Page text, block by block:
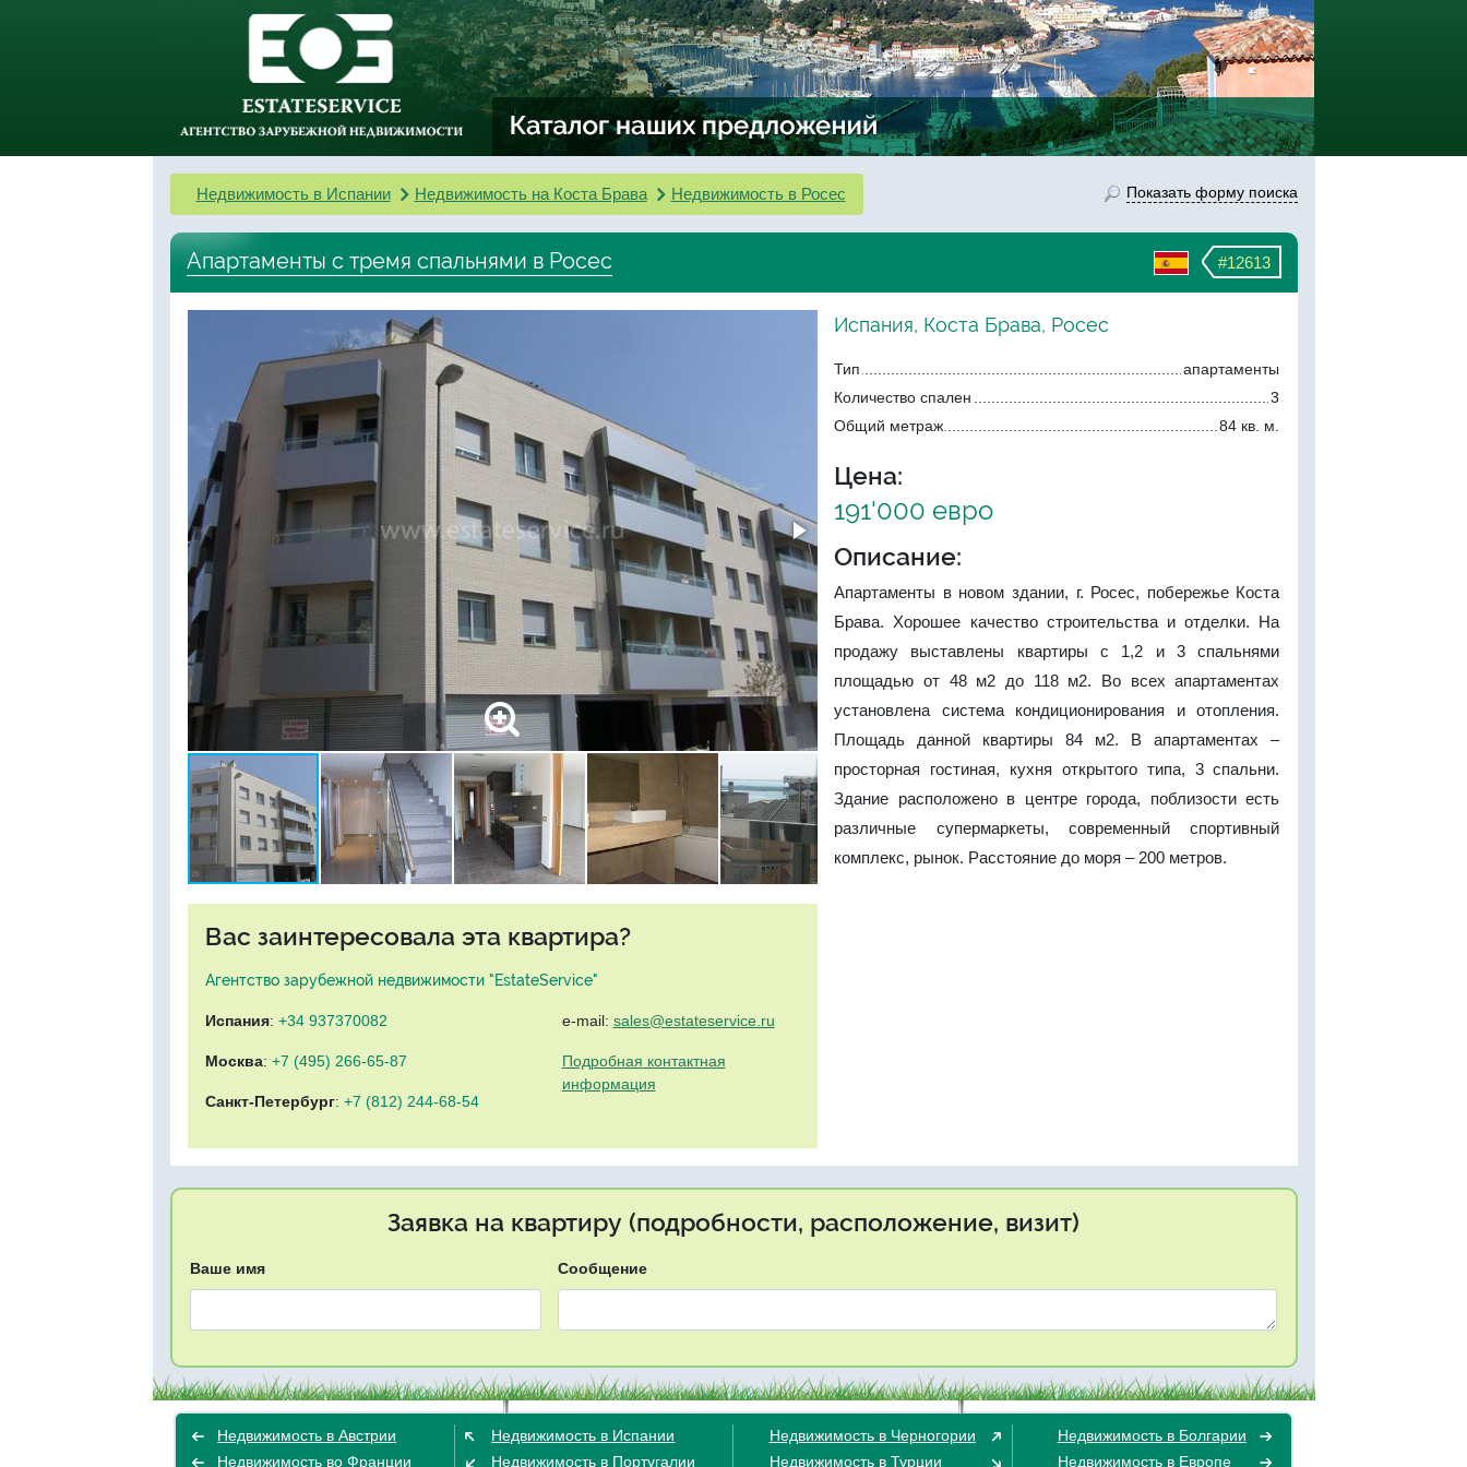
Недвижимость в Испании Недвижимость на Коста Брава Недвижимость в Росес Показать форму поиска
#12613
Апартаменты с тремя спальнями в Росес
Вас заинтересовала эта квартира?
Агентство зарубежной недвижимости "EstateService"
Испания: +34 937370082
Москва: +7 (495) 266-65-87
Санкт-Петербург: +7 (812) 244-68-54
e-mail: sales@estateservice.ru
Подробная контактная
информация
Испания, Коста Брава, Росес
Тип
апартаменты
Количество спален
3
Общий метраж
84 кв. м.
Цена:
191'000 евро
Описание:
Апартаменты в новом здании, г. Росес, побережье Коста
Брава. Хорошее качество строительства и отделки. На
продажу выставлены квартиры с 1,2 и 3 спальнями
площадью от 48 м2 до 118 м2. Во всех апартаментах
установлена система кондиционирования и отопления.
Площадь данной квартиры 84 м2. В апартаментах –
просторная гостиная, кухня открытого типа, 3 спальни.
Здание расположено в центре города, поблизости есть
различные супермаркеты, современный спортивный
комплекс, рынок. Расстояние до моря – 200 метров.
Заявка на квартиру (подробности, расположение, визит)
Ваше имя Сообщение
Недвижимость в Австрии
Недвижимость во Франции
Недвижимость в Испании
Недвижимость в Португалии
Недвижимость в Черногории
Недвижимость в Турции
Недвижимость в Болгарии
Недвижимость в Европе